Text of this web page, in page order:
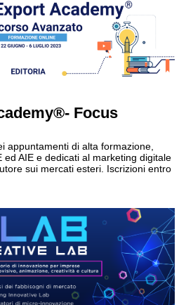
Focus
appuntamenti di alta formazione,
ed AIE e dedicati al marketing digitale
sui mercati esteri. Iscrizioni entro